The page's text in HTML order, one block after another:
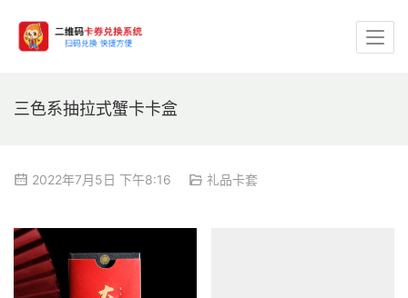
三色系抽拉式蟹卡卡盒
2022年7月5日 下午8:16 礼品卡套